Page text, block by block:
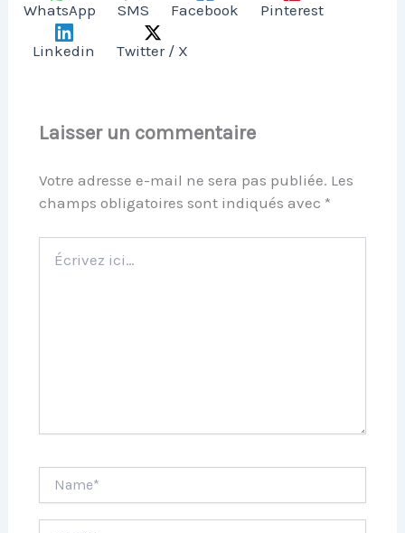
WhatsApp SMS Facebook Pinterest
Linkedin Twitter / X
Laisser un commentaire
Votre adresse e-mail ne sera pas publiée. Les
champs obligatoires sont indiqués avec *
ici…